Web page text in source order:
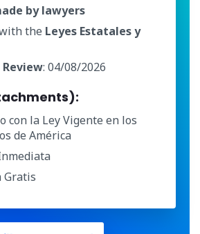
by lawyers
the Leyes Estatales y
: 04/08/2026
con la Ley Vigente en los
de América
Gratis